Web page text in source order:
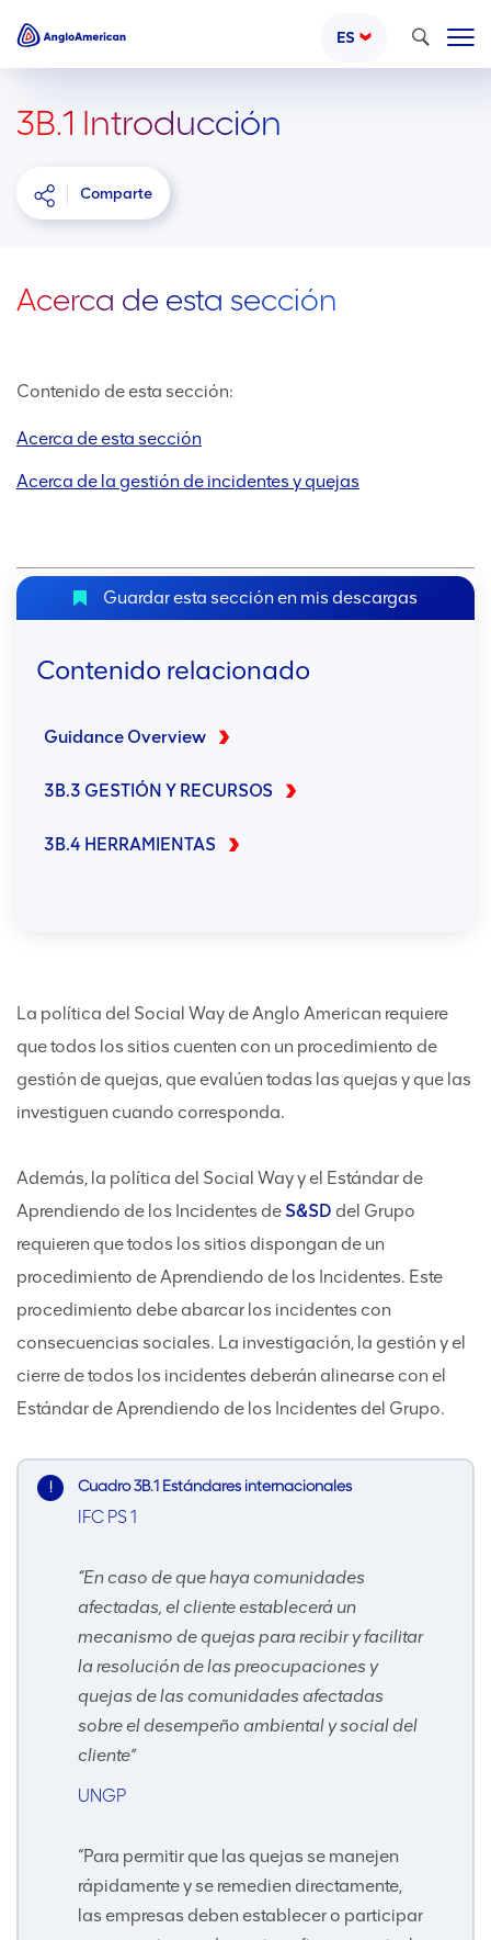
ES Buscar
3B.1 Introducción
Comparte
Acerca de esta sección
Contenido de esta sección:
Acerca de esta sección
Acerca de la gestión de incidentes y quejas
Guardar esta sección en mis descargas
Contenido relacionado
Guidance Overview
3B.3 GESTIÓN Y RECURSOS
3B.4 HERRAMIENTAS
La política del Social Way de Anglo American requiere
que todos los sitios cuenten con un procedimiento de
gestión de quejas, que evalúen todas las quejas y que las
investiguen cuando corresponda.
Además, la política del Social Way y el Estándar de
Aprendiendo de los Incidentes de S&SD del Grupo
requieren que todos los sitios dispongan de un
procedimiento de Aprendiendo de los Incidentes. Este
procedimiento debe abarcar los incidentes con
consecuencias sociales. La investigación, la gestión y el
cierre de todos los incidentes deberán alinearse con el
Estándar de Aprendiendo de los Incidentes del Grupo.
Cuadro 3B.1 Estándares internacionales
IFC PS1
“En caso de que haya comunidades
afectadas, el cliente establecerá un
mecanismo de quejas para recibir y facilitar
la resolución de las preocupaciones y
quejas de las comunidades afectadas
sobre el desempeño ambiental y social del
cliente”
UNGP
“Para permitir que las quejas se manejen
rápidamente y se remedien directamente,
las empresas deben establecer o participar